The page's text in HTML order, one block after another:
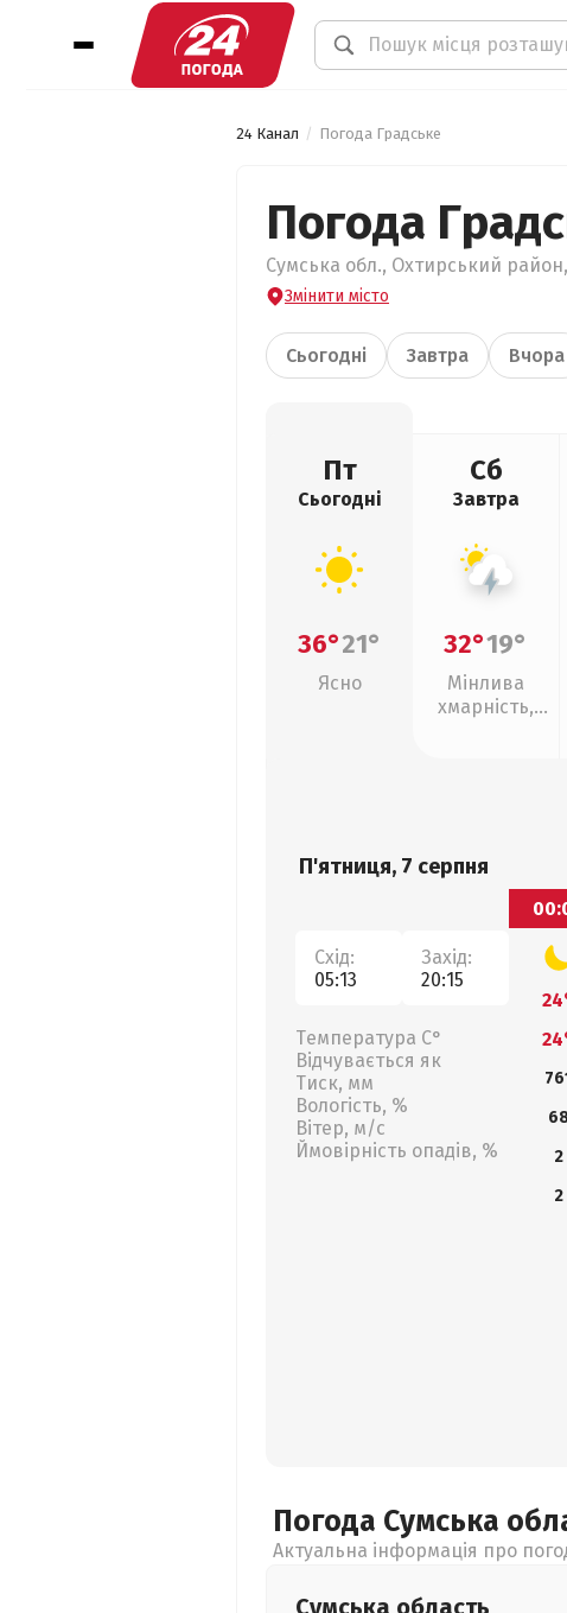
24 Канал Погода Градське
Погода
Сумська обл., Охтирський
Змінити місто
Сьогодні Завтра Вчора
Пт
Сьогодні
36°21°
Ясно
Сб
Завтра
32°19°
Мінлива
хмарність,
П'ятниця, 7 серпня
Схід:
05:13
Захід:
20:15
Температура С°
Відчувається як
Тиск, мм
Вологість, %
Вітер, м/с
Ймовірність опадів, %
2
2
Погода Сумська
Актуальна інформація про
Сумська область